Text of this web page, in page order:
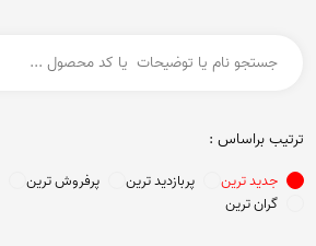
ترتیب براساس :
جدید ترین پربازدید ترین پرفروش ترین
گران ترین